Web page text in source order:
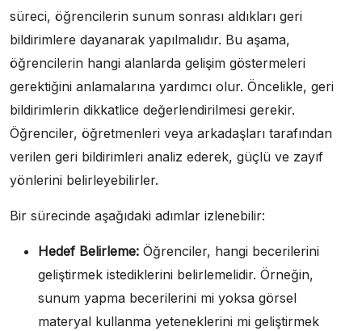
süreci, öğrencilerin sunum sonrası aldıkları geri
bildirimlere dayanarak yapılmalıdır. Bu aşama,
öğrencilerin hangi alanlarda gelişim göstermeleri
gerektiğini anlamalarına yardımcı olur. Öncelikle, geri
bildirimlerin dikkatlice değerlendirilmesi gerekir.
Öğrenciler, öğretmenleri veya arkadaşları tarafından
verilen geri bildirimleri analiz ederek, güçlü ve zayıf
yönlerini belirleyebilirler.
Bir sürecinde aşağıdaki adımlar izlenebilir:
Hedef Belirleme: Öğrenciler, hangi becerilerini
geliştirmek istediklerini belirlemelidir. Örneğin,
sunum yapma becerilerini mi yoksa görsel
materyal kullanma yeteneklerini mi geliştirmek